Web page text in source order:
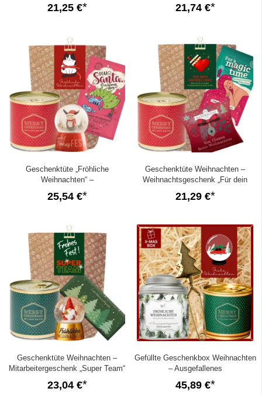
21,25 € 21,74 €
Geschenktüte „Fröhliche
Weihnachten“ –
Weihnachtsgeschenk für
Katzenfans (Set 6)
25,54 €
Geschenktüte Weihnachten –
Weihnachtsgeschenk „Für dein
großes Herz“ (Set 3)
21,29 €
Geschenktüte Weihnachten –
Mitarbeitergeschenk „Super Team“
23,04 €
Gefüllte Geschenkbox Weihnachten
– Ausgefallenes
Weihnachtsgeschenk (Schneekugel
– Set 8)
45,89 €